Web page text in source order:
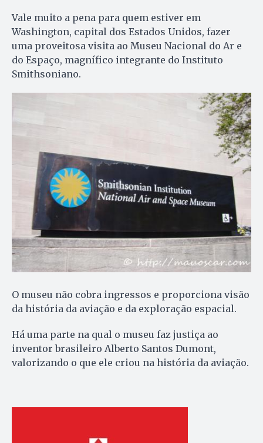
Vale muito a pena para quem estiver em
Washington, capital dos Estados Unidos, fazer
uma proveitosa visita ao Museu Nacional do Ar e
do Espaço, magnífico integrante do Instituto
Smithsoniano.
O museu não cobra ingressos e proporciona visão
da história da aviação e da exploração espacial.
Há uma parte na qual o museu faz justiça ao
inventor brasileiro Alberto Santos Dumont,
valorizando o que ele criou na história da aviação.